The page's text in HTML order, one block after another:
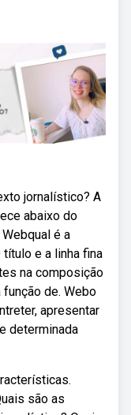
jornalístico? A
abaixo do
é a
e a linha fina
na composição
de. Webo
apresentar
determinada
são as